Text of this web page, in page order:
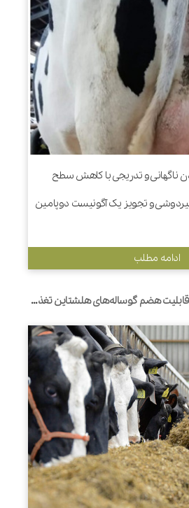
ناگهانی و تدریجی با کاهش سطح
و تجویز یک آگونیست دوپامین
ادامه مطلب
عملکرد، رشد ساختاری و قابلیت هضم گوساله‌های هلشتاین تغذیه شده با مقادیر مختلف شیر از طریق روش‌های افزایشی/کاهشی یا متداول